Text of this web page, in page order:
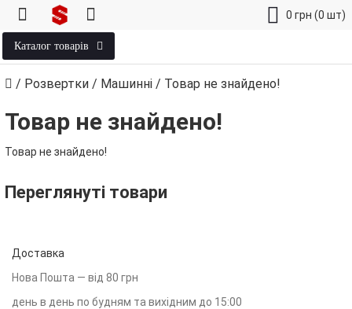
0 грн (0 шт)
Каталог товарів
/ Розвертки / Машинні / Товар не знайдено!
Товар не знайдено!
Товар не знайдено!
Переглянуті товари
Доставка
Нова Пошта — від 80 грн
день в день по будням та вихідним до 15:00